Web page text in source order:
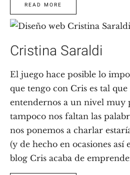
READ MORE
Cristina Saraldi
El juego hace posible lo
que tengo con Cris es tal
entendernos a un nivel muy
tampoco nos faltan las
nos ponemos a charlar
(y de hecho en ocasiones así
blog Cris acaba de